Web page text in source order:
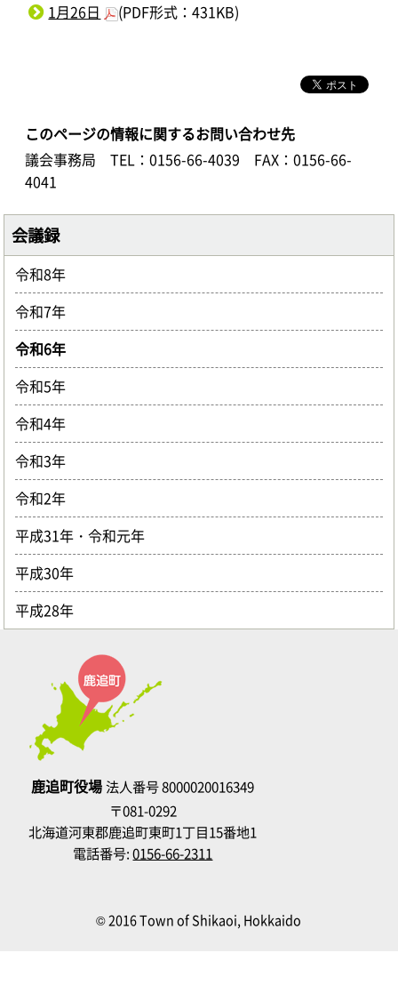
1月26日 (PDF形式：431KB)
このページの情報に関するお問い合わせ先
議会事務局
TEL：0156-66-4039
FAX：0156-66-
4041
会議録
令和8年
令和7年
令和6年
令和5年
令和4年
令和3年
令和2年
平成31年・令和元年
平成30年
平成28年
鹿追町役場法人番号 8000020016349
〒081-0292
北海道河東郡鹿追町東町1丁目15番地1
電話番号:0156-66-2311
© 2016 Town of Shikaoi, Hokkaido